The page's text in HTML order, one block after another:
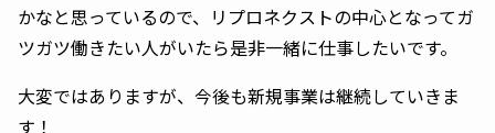
かなと思っているので、リプロネクストの中心となってガ
ツガツ働きたい人がいたら是非一緒に仕事したいです。
大変ではありますが、今後も新規事業は継続していきま
す！